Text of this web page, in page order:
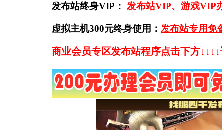
发布站终身VIP： 发布站VIP、游戏VIP
虚拟主机300元终身使用： 发布站专用免
商业会员专区发布站程序点击下方